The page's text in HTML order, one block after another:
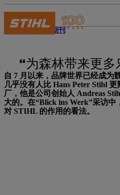
STIHL 期刊
“为森林带来更多
自 7 月以来，品牌世界已经成为
几乎没有人比 Hans Peter Stihl
厂，他是公司创始人 Andreas
大的。在“Blick ins Werk”采访
对 STIHL 的作用的看法。